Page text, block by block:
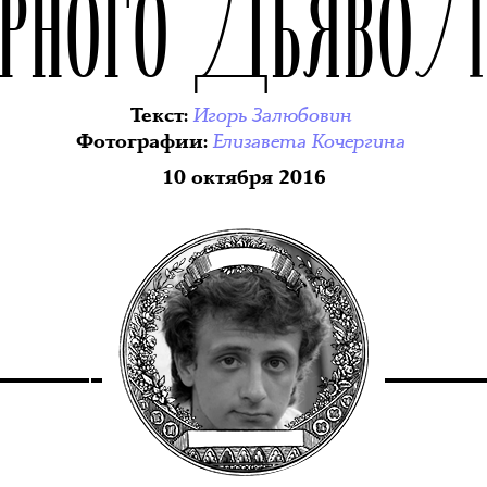
Текст:Игорь Залюбовин
Фотографии:Елизавета Кочергина
10 октября 2016